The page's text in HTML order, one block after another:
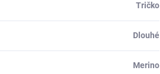
Tričko
Dlouhé
Merino